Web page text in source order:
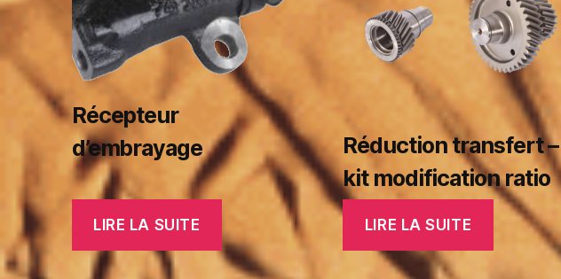
Récepteur
d’embrayage
LIRE LA SUITE
Réduction transfert –
kit modification ratio
LIRE LA SUITE